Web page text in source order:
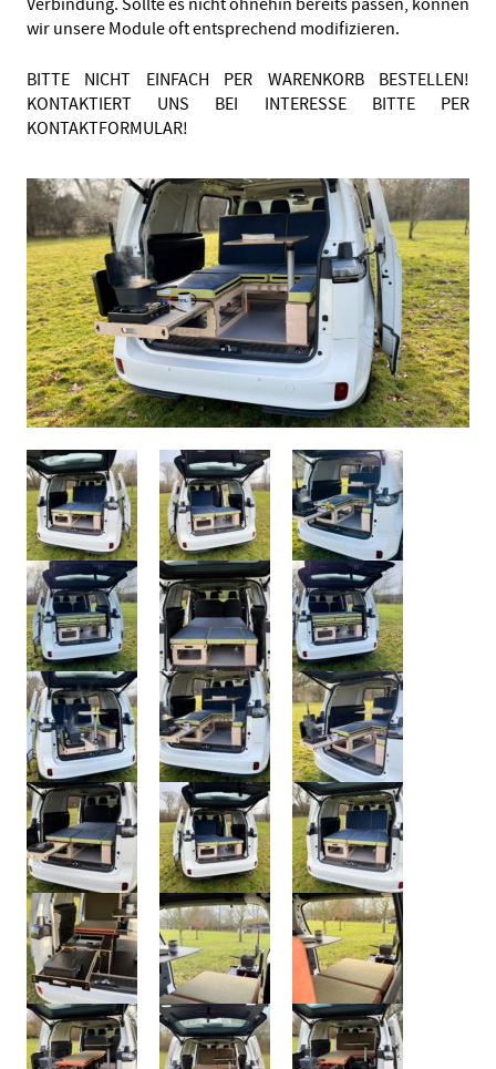
Verbindung. Sollte es nicht ohnehin bereits passen, können
wir unsere Module oft entsprechend modifizieren.
BITTE NICHT EINFACH PER WARENKORB BESTELLEN!
KONTAKTIERT UNS BEI INTERESSE BITTE PER
KONTAKTFORMULAR!